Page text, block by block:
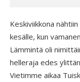
Keskiviikkona
kesälle, kun
Lämmintä oli
helleraja edes
Vietimme aikaa